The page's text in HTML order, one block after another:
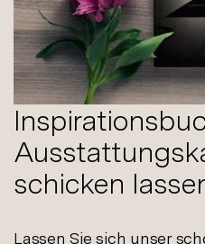
schicken
Lassen Sie sich unser